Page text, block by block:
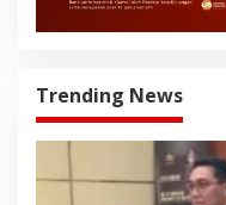
Trending News